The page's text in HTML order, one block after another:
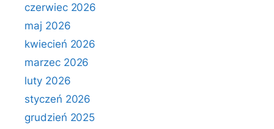
czerwiec 2026
maj 2026
kwiecień 2026
marzec 2026
luty 2026
styczeń 2026
grudzień 2025